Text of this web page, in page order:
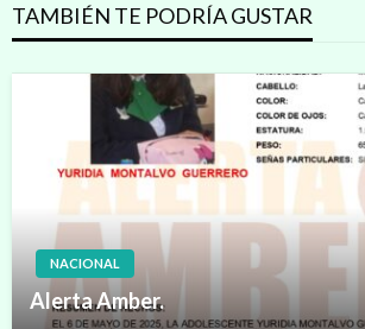
TAMBIÉN TE PODRÍA GUSTAR
NACIONAL
Alerta Amber.